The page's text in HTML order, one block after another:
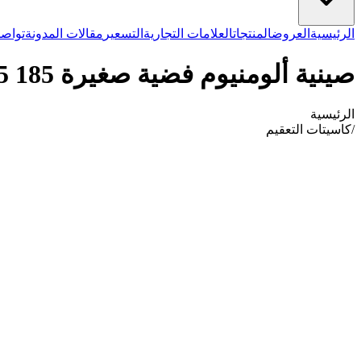
الرئيسية العروضالمنتجاتالعلامات التجارية التسعير مقالات المدونة
صينية ألومنيوم فضية صغيرة 185 x 140 x 15 مم
الرئيسية
/كاسيتات التعقيم